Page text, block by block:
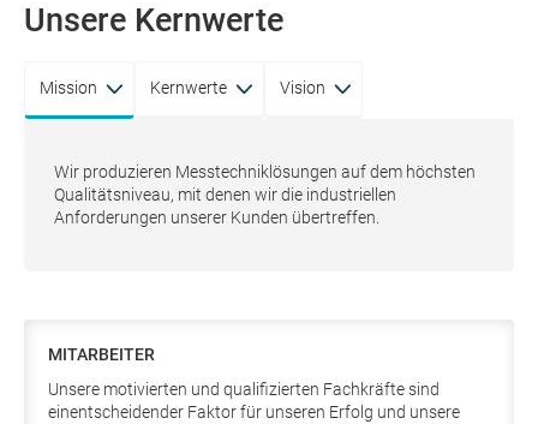
Unsere Kernwerte
Mission Kernwerte Vision
Wir produzieren Messtechniklösungen auf dem höchsten
Qualitätsniveau, mit denen wir die industriellen
Anforderungen unserer Kunden übertreffen.
MITARBEITER
Unsere motivierten und qualifizierten Fachkräfte sind
einentscheidender Faktor für unseren Erfolg und unsere